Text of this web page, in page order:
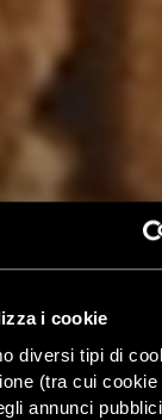
i cookie
diversi tipi di
(tra cui
annunci